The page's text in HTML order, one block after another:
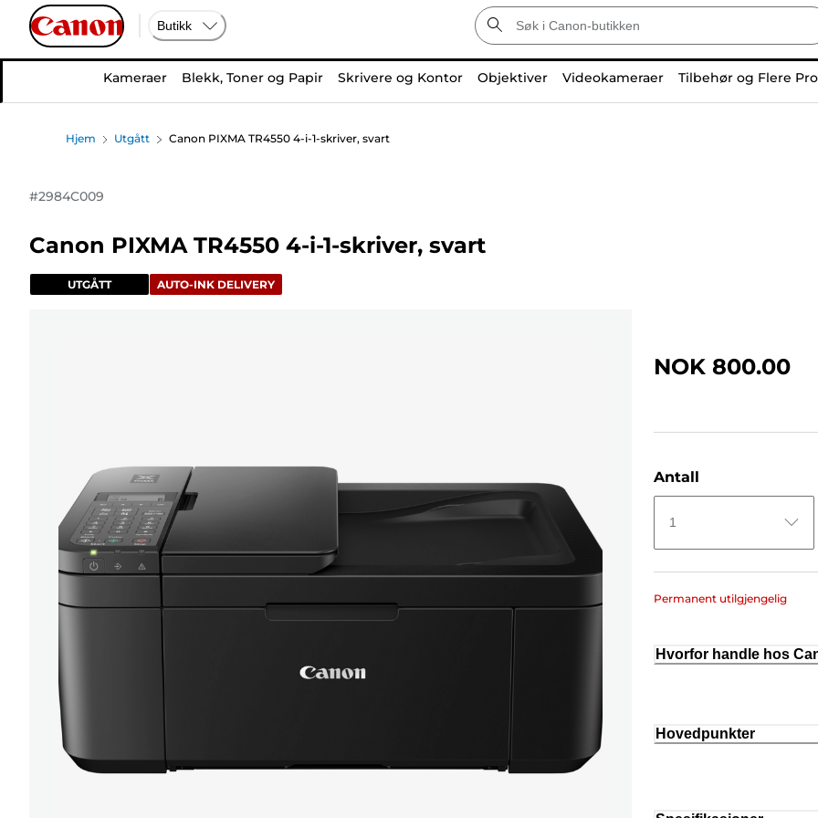
Butikk
Kameraer Blekk, Toner og Papir Skrivere og Kontor Objektiver Videokameraer Tilbehør og Flere
Hjem Utgått Canon PIXMA TR4550 4-i-1-skriver, svart
#2984C009
Canon PIXMA TR4550 4-i-1-skriver, svart
UTGÅTT AUTO-INK DELIVERY
NOK 800.00
Antall
1
Permanent utilgjengelig
Hvorfor handle hos
Hovedpunkter